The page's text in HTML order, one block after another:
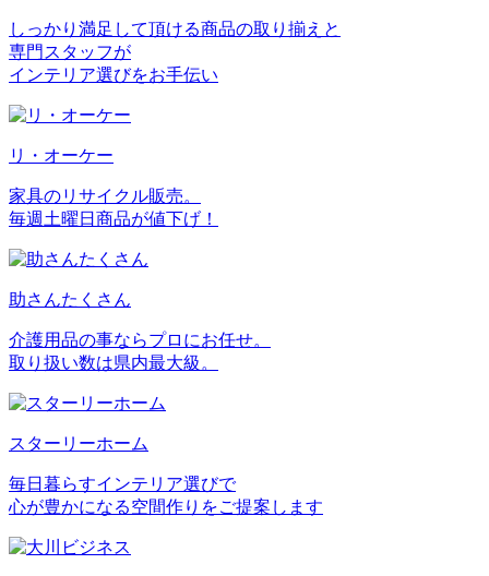
しっかり満足して頂ける商品の取り揃えと
専門スタッフが
インテリア選びをお手伝い
リ・オーケー
家具のリサイクル販売。
毎週土曜日商品が値下げ！
助さんたくさん
介護用品の事ならプロにお任せ。
取り扱い数は県内最大級。
スターリーホーム
毎日暮らすインテリア選びで
心が豊かになる空間作りをご提案します